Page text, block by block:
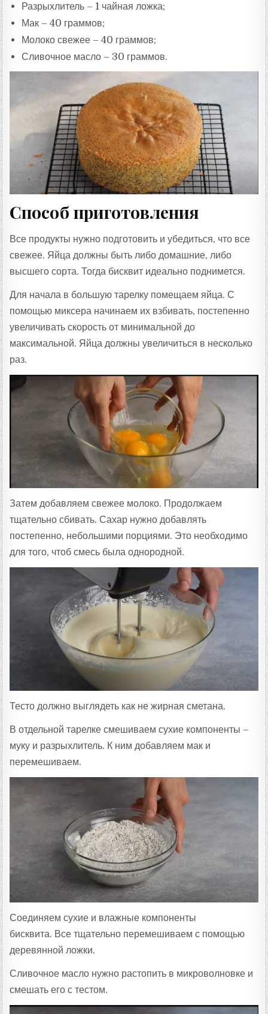
Разрыхлитель – 1 чайная ложка;
Мак – 40 граммов;
Молоко свежее – 40 граммов;
Сливочное масло – 30 граммов.
Способ приготовления
Все продукты нужно подготовить и убедиться, что все
свежее. Яйца должны быть либо домашние, либо
высшего сорта. Тогда бисквит идеально поднимется.
Для начала в большую тарелку помещаем яйца. С
помощью миксера начинаем их взбивать, постепенно
увеличивать скорость от минимальной до
максимальной. Яйца должны увеличиться в несколько
раз.
Затем добавляем свежее молоко. Продолжаем
тщательно сбивать. Сахар нужно добавлять
постепенно, небольшими порциями. Это необходимо
для того, чтоб смесь была однородной.
Тесто должно выглядеть как не жирная сметана.
В отдельной тарелке смешиваем сухие компоненты –
муку и разрыхлитель. К ним добавляем мак и
перемешиваем.
Соединяем сухие и влажные компоненты
бисквита. Все тщательно перемешиваем с помощью
деревянной ложки.
Сливочное масло нужно растопить в микроволновке и
смешать его с тестом.